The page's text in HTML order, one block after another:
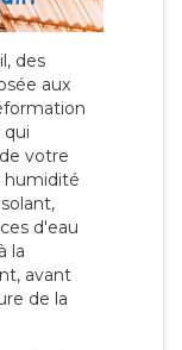
des
aux
votre
humidité
d'eau
la
avant
de la